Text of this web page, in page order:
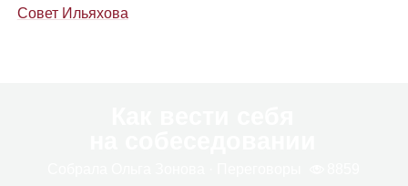
Совет Ильяхова